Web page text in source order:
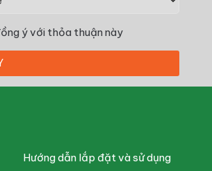
ý với thỏa thuận này
Hướng dẫn lắp đặt và sử dụng